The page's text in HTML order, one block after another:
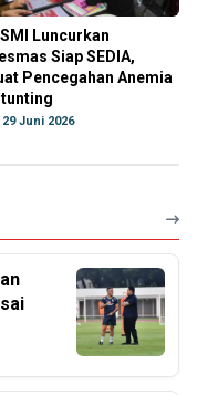
Luncurkan
Siap SEDIA,
Pencegahan Anemia
Juni 2026